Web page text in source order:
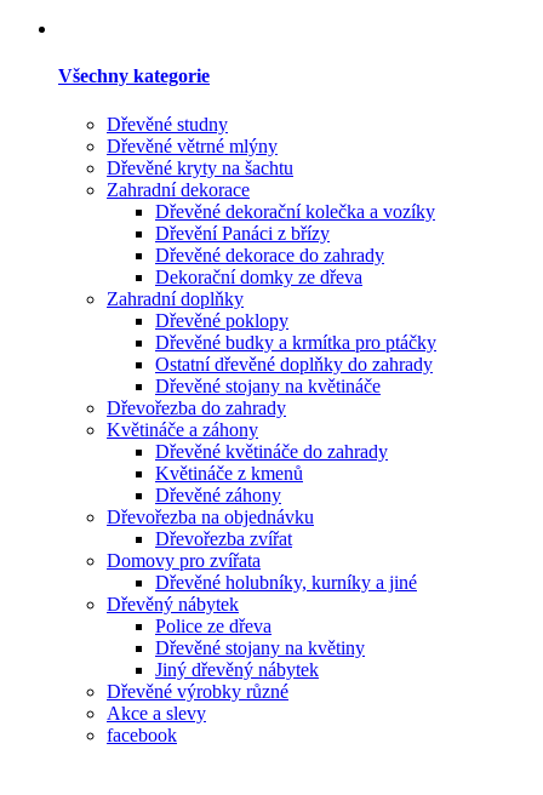
Všechny kategorie
Dřevěné studny
Dřevěné větrné mlýny
Dřevěné kryty na šachtu
Zahradní dekorace
Dřevěné dekorační kolečka a vozíky
Dřevění Panáci z břízy
Dřevěné dekorace do zahrady
Dekorační domky ze dřeva
Zahradní doplňky
Dřevěné poklopy
Dřevěné budky a krmítka pro ptáčky
Ostatní dřevěné doplňky do zahrady
Dřevěné stojany na květináče
Dřevořezba do zahrady
Květináče a záhony
Dřevěné květináče do zahrady
Květináče z kmenů
Dřevěné záhony
Dřevořezba na objednávku
Dřevořezba zvířat
Domovy pro zvířata
Dřevěné holubníky, kurníky a jiné
Dřevěný nábytek
Police ze dřeva
Dřevěné stojany na květiny
Jiný dřevěný nábytek
Dřevěné výrobky různé
Akce a slevy
facebook